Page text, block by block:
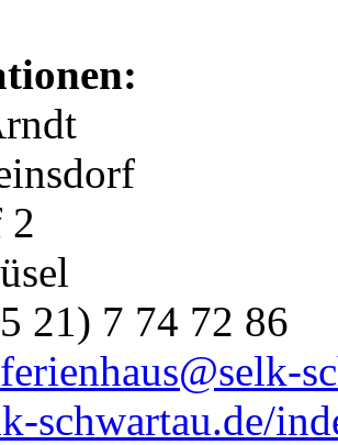
2
21) 7 74 72 86
ferienhaus@selk-
schwartau.de/